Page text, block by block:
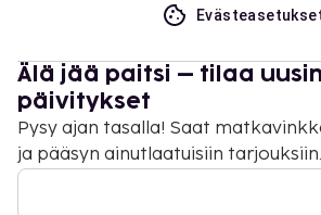
Älä jää paitsi – tilaa
päivitykset
Pysy ajan tasalla! Saat
ja pääsyn ainutlaatuisiin tarjouksiin.